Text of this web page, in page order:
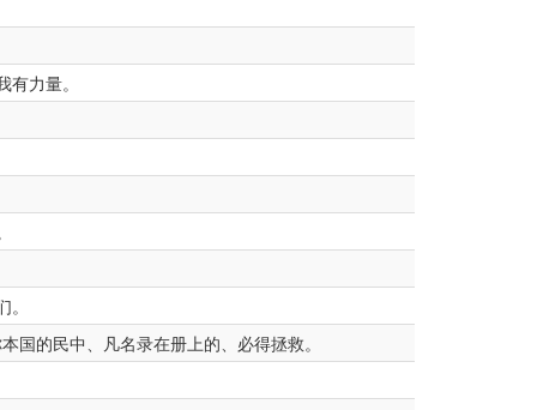
有力量。
国的民中、凡名录在册上的、必得拯救。